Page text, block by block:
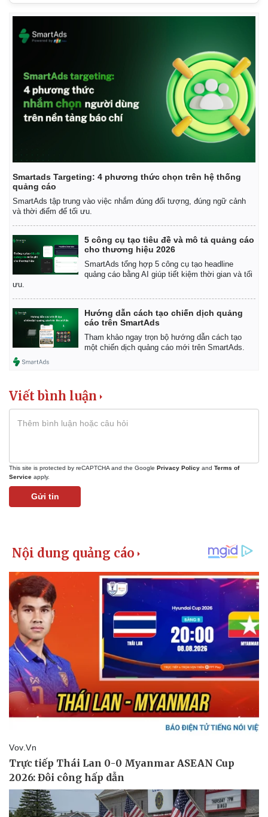
Thế giới
Quan sát
Cuộc sống đó đây
Hồ sơ
Video
E-Magazine
Smartads Targeting: 4 phương thức chọn trên hệ thống
quảng cáo
SmartAds tập trung vào việc nhắm đúng đối tượng, đúng ngữ cảnh
và thời điểm để tối ưu.
5 công cụ tạo tiêu đề và mô tả quảng cáo
cho thương hiệu 2026
SmartAds tổng hợp 5 công cụ tạo headline
quảng cáo bằng AI giúp tiết kiệm thời gian và tối
ưu.
Hướng dẫn cách tạo chiến dịch quảng
cáo trên SmartAds
Tham khảo ngay trọn bộ hướng dẫn cách tạo
một chiến dịch quảng cáo mới trên SmartAds.
Viết bình luận
This site is protected by reCAPTCHA and the Google Privacy Policy and Terms of
Service apply.
Gửi tin